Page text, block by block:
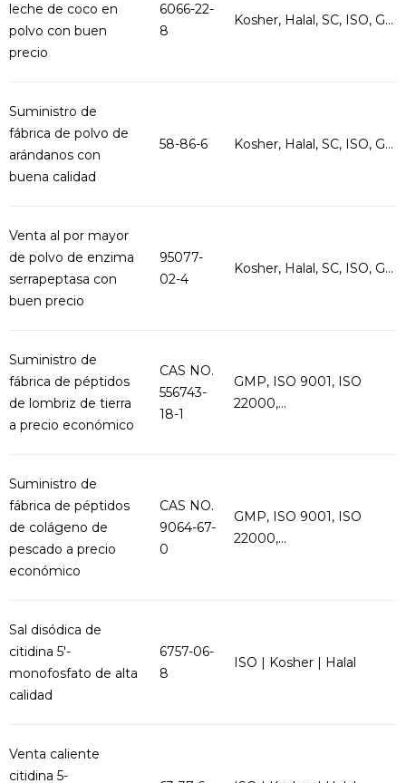
leche de coco en
polvo con buen
precio
6066-22-
8
Kosher, Halal, SC, ISO, G...
Suministro de
fábrica de polvo de
arándanos con
buena calidad
58-86-6 Kosher, Halal, SC, ISO, G...
Venta al por mayor
de polvo de enzima
serrapeptasa con
buen precio
95077-
02-4
Kosher, Halal, SC, ISO, G...
Suministro de
fábrica de péptidos
de lombriz de tierra
a precio económico
CAS NO.
556743-
18-1
GMP, ISO 9001, ISO
22000,...
Suministro de
fábrica de péptidos
de colágeno de
pescado a precio
económico
CAS NO.
9064-67-
0
GMP, ISO 9001, ISO
22000,...
Sal disódica de
citidina 5'-
monofosfato de alta
calidad
6757-06-
8
ISO | Kosher | Halal
Venta caliente
citidina 5-